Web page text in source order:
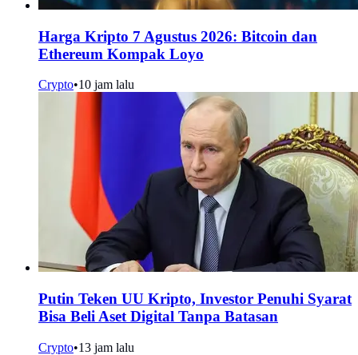
Harga Kripto 7 Agustus 2026: Bitcoin dan
Ethereum Kompak Loyo
Crypto•10 jam lalu
Putin Teken UU Kripto, Investor Penuhi Syarat
Bisa Beli Aset Digital Tanpa Batasan
Crypto•13 jam lalu